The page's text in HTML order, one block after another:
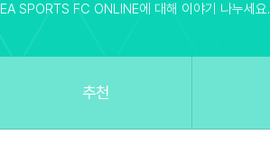
커뮤니티
방명록
업데이트
유저 가이드
EA SPORTS FC ONLINE에 대해 이야기 나누세요.
추천